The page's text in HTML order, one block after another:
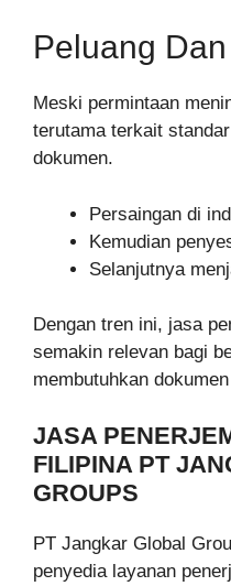
Peluang
Meski permintaan
terutama terkait
dokumen.
Persaingan di
Kemudian
Selanjutnya
Dengan tren ini, jasa
semakin relevan bagi
membutuhkan
JASA
FILIPINA PT
GROUPS
PT Jangkar Global
penyedia layanan